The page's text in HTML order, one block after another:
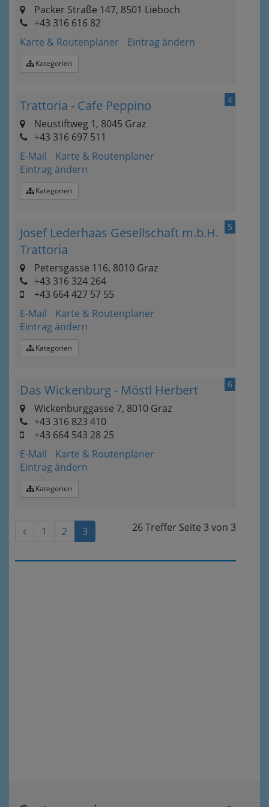
Packer Straße 147, 8501 Lieboch
+43 316 616 82
Karte & Routenplaner
Eintrag ändern
Kategorien
4
Trattoria - Cafe Peppino
Neustiftweg 1, 8045 Graz
+43 316 697 511
E-Mail
Karte & Routenplaner
Eintrag ändern
Kategorien
5
Josef Lederhaas Gesellschaft m.b.H.
Trattoria
Petersgasse 116, 8010 Graz
+43 316 324 264
+43 664 427 57 55
E-Mail
Karte & Routenplaner
Eintrag ändern
Kategorien
6
Das Wickenburg - Möstl Herbert
Wickenburggasse 7, 8010 Graz
+43 316 823 410
+43 664 543 28 25
E-Mail
Karte & Routenplaner
Eintrag ändern
Kategorien
26 Treffer Seite 3 von 3
1 2 3